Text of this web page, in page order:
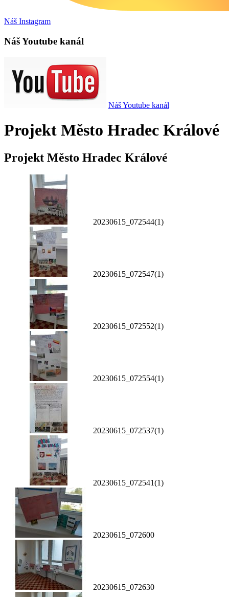
Náš Instagram
Náš Youtube kanál
Náš Youtube kanál
Projekt Město Hradec Králové
Projekt Město Hradec Králové
20230615_072544(1)
20230615_072547(1)
20230615_072552(1)
20230615_072554(1)
20230615_072537(1)
20230615_072541(1)
20230615_072600
20230615_072630